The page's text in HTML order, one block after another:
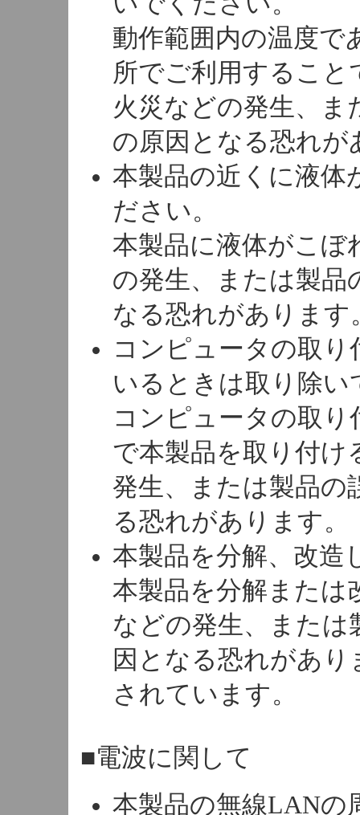
動作範囲内の温度で
所でご利用すること
火災などの発生、ま
の原因となる恐れが
本製品の近くに液体
ださい。
本製品に液体がこぼ
の発生、または製品
なる恐れがあります
コンピュータの取
いるときは取り除い
コンピュータの取
で本製品を取り付け
発生、または製品の
る恐れがあります。
本製品を分解、改造
本製品を分解または
などの発生、または
因となる恐れがあ
されています。
■電波に関して
本製品の無線LANの